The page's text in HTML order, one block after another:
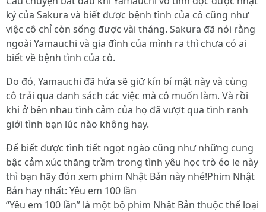
ký của Sakura và biết được bệnh tình của cô cũng như
việc cô chỉ còn sống được vài tháng. Sakura đã nói rằng
ngoài Yamauchi và gia đình của mình ra thì chưa có ai
biết về bệnh tình của cô.
Do đó, Yamauchi đã hứa sẽ giữ kín bí mật này và cùng
cô trải qua danh sách các việc mà cô muốn làm. Và rồi
khi ở bên nhau tình cảm của họ đã vượt qua tình ranh
giới tình bạn lúc nào không hay.
Để biết được tình tiết ngọt ngào cũng như những cung
bậc cảm xúc thăng trầm trong tình yêu học trò éo le này
thì bạn hãy đón xem phim Nhật Bản này nhé!Phim Nhật
Bản hay nhất: Yêu em 100 lần
“Yêu em 100 lần” là một bộ phim Nhật Bản thuộc thể loại